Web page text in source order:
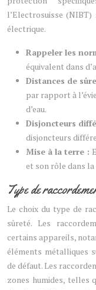
l’Electrosuisse
électrique.
Rappeler les
équivalent dans
Distances de
par rapport à
d’eau.
Disjoncteurs
disjoncteurs
Mise à la terre :
et son rôle dans la
Type de
Le choix du type de
sûreté. Les
certains appareils,
éléments métalliques
de défaut. Les
zones humides, telles